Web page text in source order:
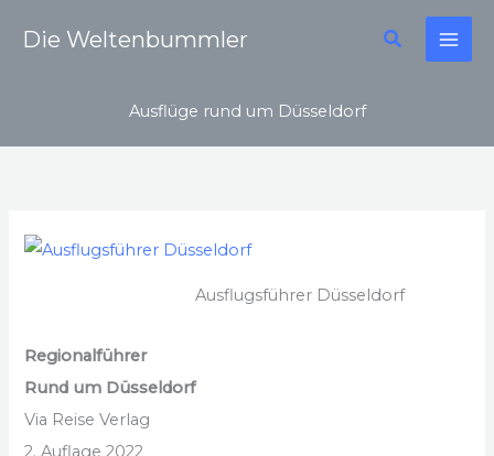
InhaltDie Weltenbummler Suchen
Ausflüge rund um Düsseldorf
Ausflugsführer Düsseldorf
Regionalführer
Rund um Düsseldorf
Via Reise Verlag
2. Auflage 2022